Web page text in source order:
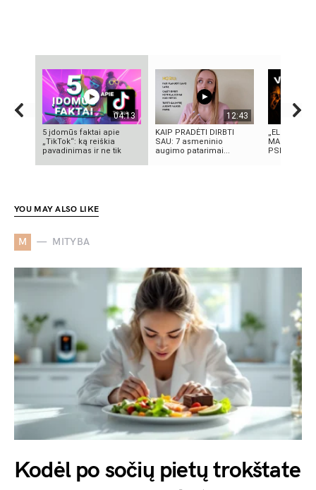
04:13
5 įdomūs faktai apie
„TikTok“: ką reiškia
pavadinimas ir ne tik
12:43
KAIP PRADĖTI DIRBTI
SAU: 7 asmeninio
augimo patarimai...
„ELEKTROS
MASINĖ
PSICHOZĖ
YOU MAY ALSO LIKE
M MITYBA
Kodėl po sočių pietų trokštate